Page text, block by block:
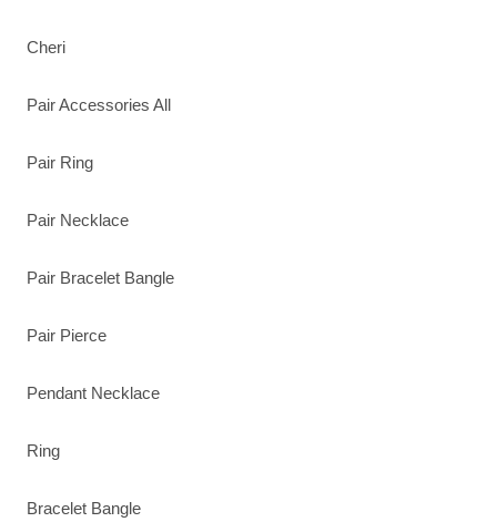
Cheri
Pair Accessories All
Pair Ring
Pair Necklace
Pair Bracelet Bangle
Pair Pierce
Pendant Necklace
Ring
Bracelet Bangle